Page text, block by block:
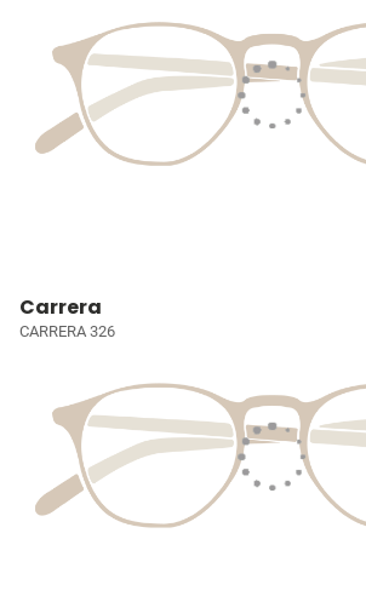
Carrera
CARRERA 326